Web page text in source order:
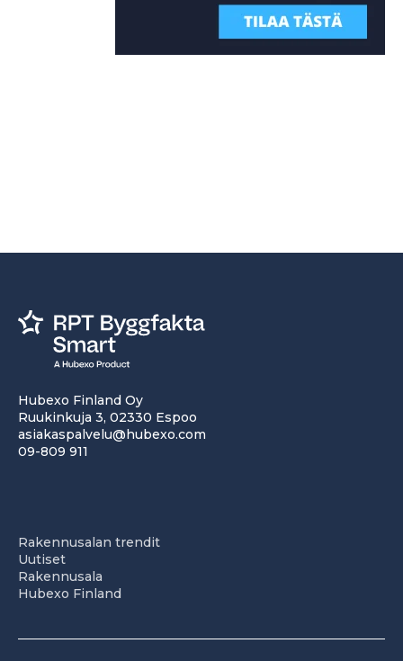
Hubexo Finland Oy
Ruukinkuja 3, 02330 Espoo
asiakaspalvelu@hubexo.com
09-809 911
Rakennusalan trendit
Uutiset
Rakennusala
Hubexo Finland